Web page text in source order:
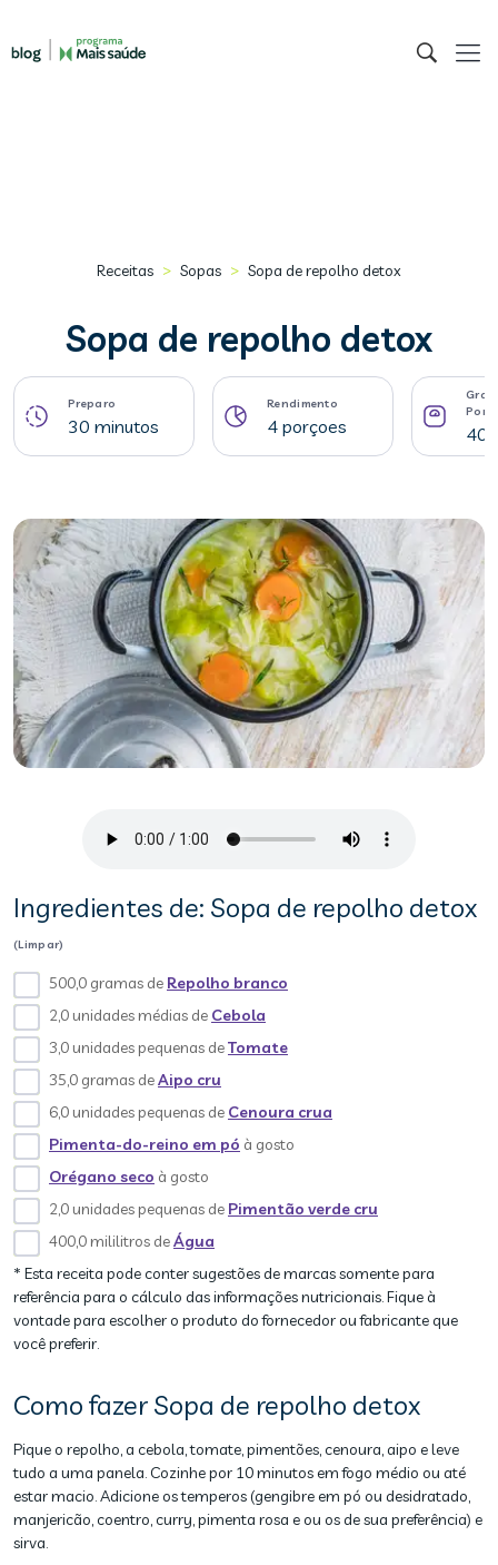
Receitas > Sopas > Sopa de repolho detox
Sopa de repolho detox
Preparo
30 minutos
Rendimento
4 porçoes
Ingredientes de: Sopa de repolho detox
(Limpar)
500,0 gramas de Repolho branco
2,0 unidades médias de Cebola
3,0 unidades pequenas deTomate
35,0 gramas deAipo cru
6,0 unidades pequenas de Cenoura crua
Pimenta-do-reino em pó à gosto
Orégano seco à gosto
2,0 unidades pequenas de Pimentão verde cru
400,0 mililitros deÁgua
* Esta receita pode conter sugestões de marcas somente para
referência para o cálculo das informações nutricionais. Fique à
vontade para escolher o produto do fornecedor ou fabricante que
você preferir.
Como fazer Sopa de repolho detox
Pique o repolho, a cebola, tomate, pimentões, cenoura, aipo e leve
tudo a uma panela. Cozinhe por 10 minutos em fogo médio ou até
estar macio. Adicione os temperos (gengibre em pó ou desidratado,
manjericão, coentro, curry, pimenta rosa e ou os de sua preferência) e
sirva.